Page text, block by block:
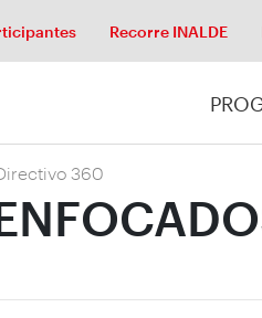
Recorre INALDE
360